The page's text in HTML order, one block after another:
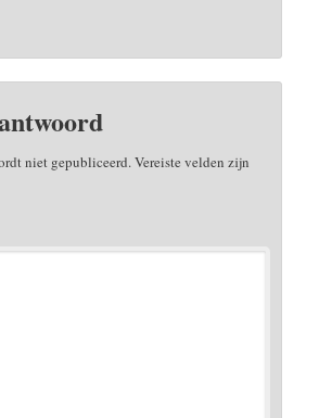
niet gepubliceerd.Vereiste velden zijn